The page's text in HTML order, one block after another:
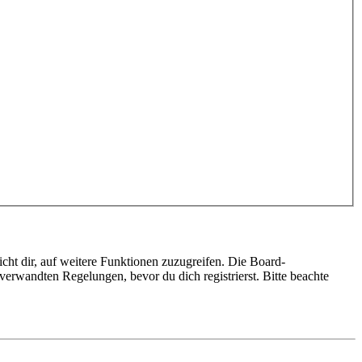
dir, auf weitere Funktionen zuzugreifen. Die Board-
Regelungen, bevor du dich registrierst. Bitte beachte